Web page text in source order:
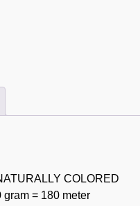
COLORED
= 180 meter